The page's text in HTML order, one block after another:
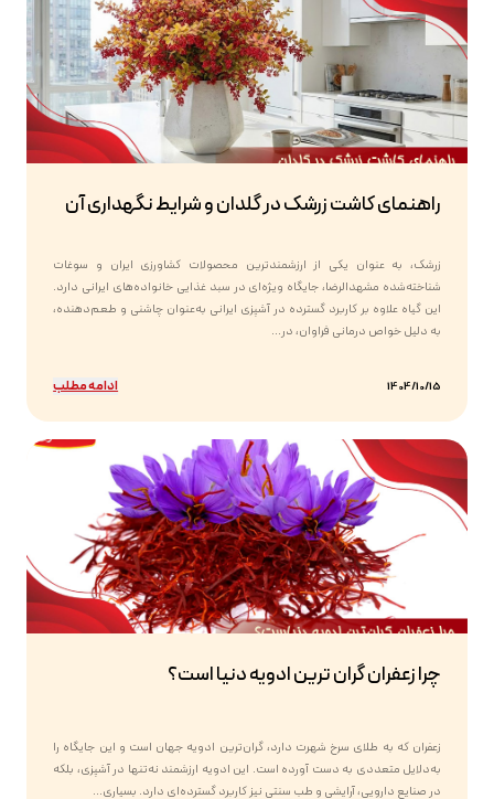
راهنمای کاشت زرشک در گلدان و شرایط نگهداری آن
زرشک، به عنوان یکی از ارزشمندترین محصولات کشاورزی ایران و سوغات
شناخته‌شده مشهدالرضا، جایگاه ویژه‌ای در سبد غذایی خانواده‌های ایرانی دارد.
این گیاه علاوه بر کاربرد گسترده در آشپزی ایرانی به‌عنوان چاشنی و طعم‌دهنده،
به دلیل خواص درمانی فراوان، در...
1404/10/15 ادامه مطلب
چرا زعفران گران ترین ادویه دنیا است؟
زعفران که به طلای سرخ شهرت دارد، گران‌ترین ادویه جهان است و این جایگاه را
به‌دلایل متعددی به دست آورده است. این ادویه ارزشمند نه‌تنها در آشپزی، بلکه
در صنایع دارویی، آرایشی و طب سنتی نیز کاربرد گسترده‌ای دارد. بسیاری...